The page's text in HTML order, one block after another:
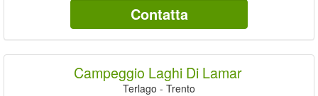
Contatta
Campeggio Laghi Di Lamar
Terlago - Trento